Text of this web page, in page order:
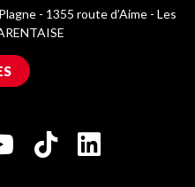
- 1355 route d’Aime - Les